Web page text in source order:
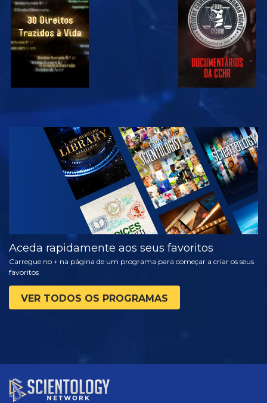
VER VER
VER
EXPLORAR A
SÉRIE
Aceda rapidamente aos seus favoritos
Carregue no + na página de um programa para começar a criar os seus
favoritos
VER TODOS OS PROGRAMAS